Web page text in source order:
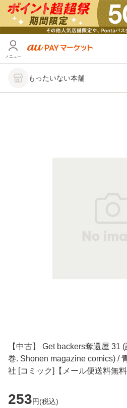
メニュー
もったいない本舗
【中古】 Get backers奪還屋 31
巻. Shonen magazine comics) /
社 [コミック]【メール便送料無料
253円(税込)